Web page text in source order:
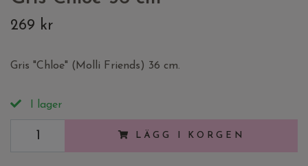
269 kr
Gris "Chloe" (Molli Friends) 36 cm.
I lager
LÄGG I KORGEN